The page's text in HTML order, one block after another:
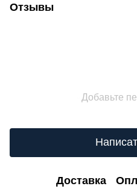
Отзывы
Добавьте
Доставка